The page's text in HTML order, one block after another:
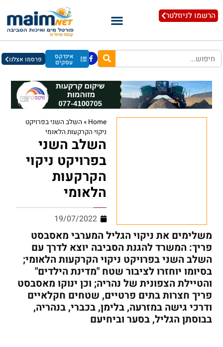
הרשמו לניוזלטר
אינדקס
עסקים פרסמו אצלנו
Home
» השלב השני בפרויקט
ניקוי הקרקעות הלאומי
השלב השני
בפרויקט ניקוי
הקרקעות
הלאומי
19/07/2022
משלימים את ניקוי הגליל המערבי מאסבסט
פריך: המשרד להגנת הסביבה יוצא לדרך עם
השלב השני בפרויקט ניקוי הקרקעות הלאומי;
בסיומו יוחזרו לציבור שטח "מדינת הילדים"
והטיילת הצפונית של נהריה; וכן ינוקו מאסבסט
פריך חצרות בתים פרטיים, שטחים חקלאיים
ודרכי גישה במזרעה, בלימן, בכברי, בנהריה,
בבוסתן הגליל, בסער וביחיעם